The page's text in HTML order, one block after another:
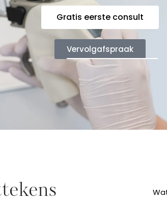
Gratis eerste consult
Vervolgafspraak